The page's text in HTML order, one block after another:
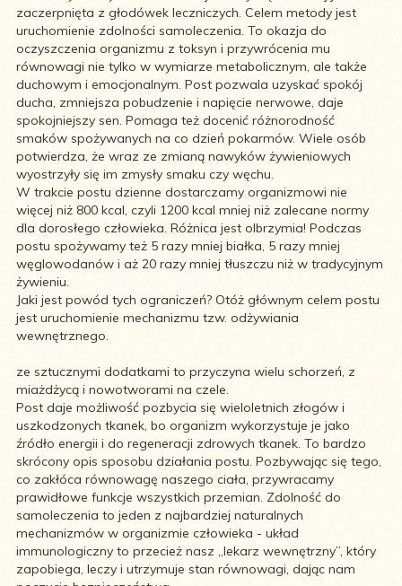
zaczerpnięta z głodówek leczniczych. Celem metody jest
uruchomienie zdolności samoleczenia. To okazja do
oczyszczenia organizmu z toksyn i przywrócenia mu
równowagi nie tylko w wymiarze metabolicznym, ale także
duchowym i emocjonalnym. Post pozwala uzyskać spokój
ducha, zmniejsza pobudzenie i napięcie nerwowe, daje
spokojniejszy sen. Pomaga też docenić różnorodność
smaków spożywanych na co dzień pokarmów. Wiele osób
potwierdza, że wraz ze zmianą nawyków żywieniowych
wyostrzyły się im zmysły smaku czy węchu.
W trakcie postu dzienne dostarczamy organizmowi nie
więcej niż 800 kcal, czyli 1200 kcal mniej niż zalecane normy
dla dorosłego człowieka. Różnica jest olbrzymia! Podczas
postu spożywamy też 5 razy mniej białka, 5 razy mniej
węglowodanów i aż 20 razy mniej tłuszczu niż w tradycyjnym
żywieniu.
Jaki jest powód tych ograniczeń? Otóż głównym celem postu
jest uruchomienie mechanizmu tzw. odżywiania
wewnętrznego.
ze sztucznymi dodatkami to przyczyna wielu schorzeń, z
miażdżycą i nowotworami na czele.
Post daje możliwość pozbycia się wieloletnich złogów i
uszkodzonych tkanek, bo organizm wykorzystuje je jako
źródło energii i do regeneracji zdrowych tkanek. To bardzo
skrócony opis sposobu działania postu. Pozbywając się tego,
co zakłóca równowagę naszego ciała, przywracamy
prawidłowe funkcje wszystkich przemian. Zdolność do
samoleczenia to jeden z najbardziej naturalnych
mechanizmów w organizmie człowieka - układ
immunologiczny to przecież nasz „lekarz wewnętrzny”, który
zapobiega, leczy i utrzymuje stan równowagi, dając nam